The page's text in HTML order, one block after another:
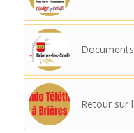
Retour sur